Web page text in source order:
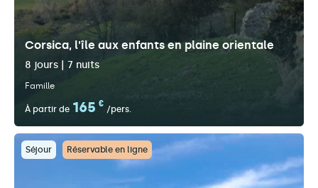
Corsica, l'île aux enfants en plaine orientale
8 jours | 7 nuits
Famille
À partir de 165 €
/pers.
Séjour Réservable en ligne